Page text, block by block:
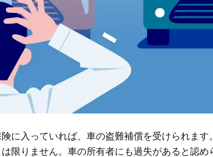
に入っていれば、車の盗難補償を受けられます
限りません。車の所有者にも過失があると認め